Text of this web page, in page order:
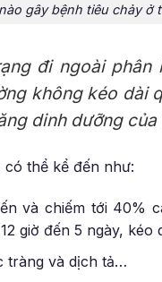
gây bệnh tiêu chảy ở
đi ngoài
không kéo dài
dinh dưỡng của
có thể kể đến như:
và chiếm tới 40%
giờ đến 5 ngày, kéo
tràng và dịch tả…